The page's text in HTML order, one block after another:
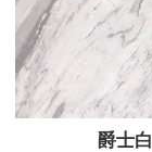
爵士白